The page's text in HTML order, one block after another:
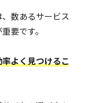
数あるサービス
要です。
よく見つけるこ